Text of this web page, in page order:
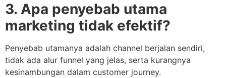
3. Apa penyebab utama
marketing tidak efektif?
Penyebab utamanya adalah channel berjalan sendiri,
tidak ada alur funnel yang jelas, serta kurangnya
kesinambungan dalam customer journey.